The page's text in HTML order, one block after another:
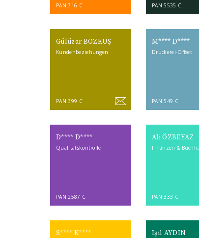
PAN 716 C PAN 5535 C
Gülüzar BOZKUŞ
Kundenbeziehungen
PAN 399 C
M**** D****
Druckerei-Offset
PAN 549 C
D**** D****
Qualitätskontrolle
PAN 2587 C
Ali ÖZBEYAZ
Finanzen &
PAN 333 C
S**** K**** Işıl AYDIN